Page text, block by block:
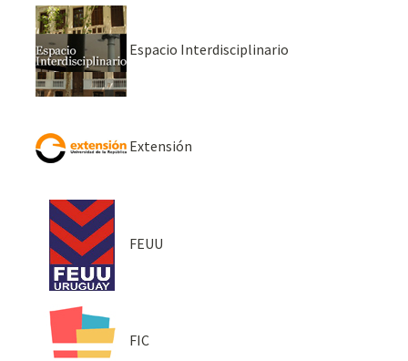
Espacio Interdisciplinario
Extensión
FEUU
FIC